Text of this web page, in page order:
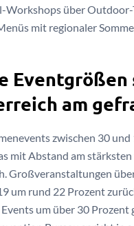
Workshops über Outdoor-
mit regionaler
Eventgrößen
am
zwischen 30 und
mit Abstand am
Großveranstaltungen
um rund 22 Prozent
um über 30 Prozent